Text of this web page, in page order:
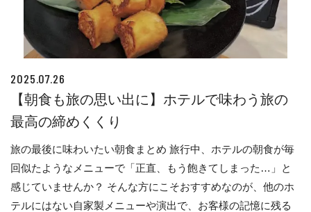
2025.07.26
【朝食も旅の思い出に】ホテルで味わう旅の
最高の締めくくり
旅の最後に味わいたい朝食まとめ 旅行中、ホテルの朝食が毎
回似たようなメニューで「正直、もう飽きてしまった…」と
感じていませんか？ そんな方にこそおすすめなのが、他のホ
テルにはない自家製メニューや演出で、お客様の記憶に残る